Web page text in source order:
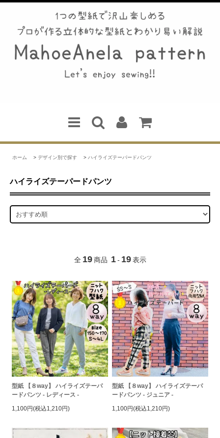
ホーム > デザイン別で探す > ハイライズテーパードパンツ
ハイライズテーパードパンツ
全 19 商品 1 - 19 表示
型紙 【８way】 ハイライズテーパ
ードパンツ - レディース -
1,100円(税込1,210円)
型紙 【８way】 ハイライズテーパ
ードパンツ - ジュニア -
1,100円(税込1,210円)